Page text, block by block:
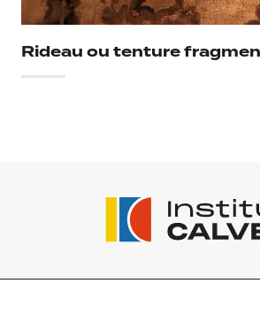
Rideau ou tenture